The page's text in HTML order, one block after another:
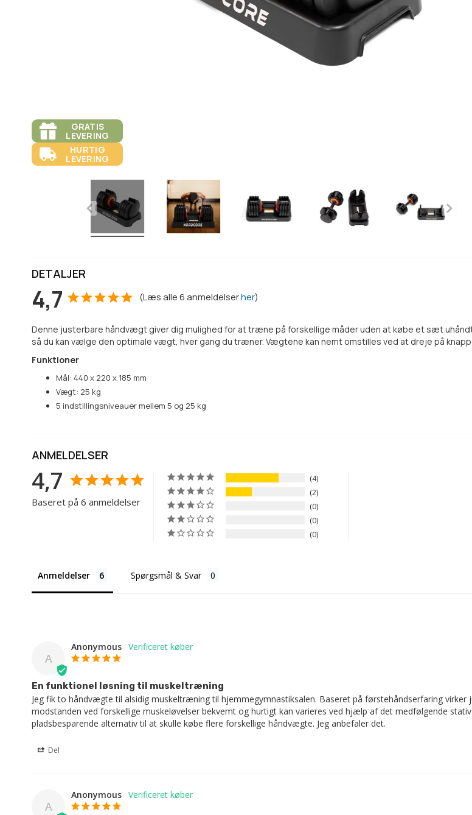
GRATIS
LEVERING
HURTIG
LEVERING
DETALJER
4,7 (Læs alle6anmeldelserher)
Denne justerbare håndvægt giver dig mulighed for at træne på forskellige måder uden at købe et sæt
så du kan vælge den optimale vægt, hver gang du træner. Vægtene kan nemt omstilles ved at dreje på
Funktioner
Mål: 440 x 220 x 185 mm
Vægt: 25 kg
5 indstillingsniveauer mellem 5 og 25 kg
ANMELDELSER
4,7
Baseret på 6 anmeldelser
4
2
0
0
0
Anmeldelser Spørgsmål & Svar
A
Anonymous
En funktionel løsning til muskeltræning
Jeg fik to håndvægte til alsidig muskeltræning til hjemmegymnastiksalen. Baseret på førstehåndserfaring
modstanden ved forskellige muskeløvelser bekvemt og hurtigt kan varieres ved hjælp af det medfølgende
pladsbesparende alternativ til at skulle købe flere forskellige håndvægte. Jeg anbefaler det.
Del
A
Anonymous